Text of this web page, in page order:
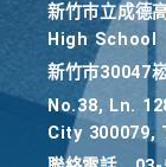
新竹巿立成
High School
新竹巿30047
No.38, Ln.
City 300079,